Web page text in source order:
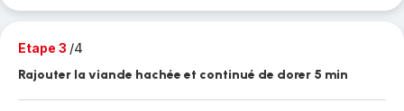
Etape 3 /4
Rajouter la viande hachée et continué de dorer 5 min